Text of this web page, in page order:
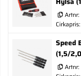
Artnr:
Speed
(1,5/
Artnr: